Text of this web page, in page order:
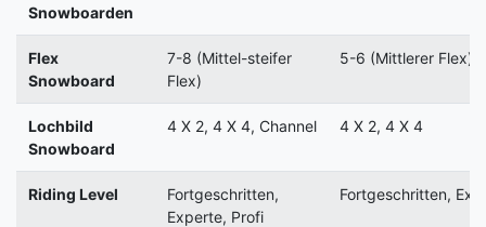
Snowboarden
Flex
Snowboard
7-8 (Mittel-steifer
Flex)
5-6 (Mittlerer Flex)
Lochbild
Snowboard
4 X 2, 4 X 4, Channel 4 X 2, 4 X 4
Riding Level
Fortgeschritten,
Experte, Profi
Fortgeschritten,